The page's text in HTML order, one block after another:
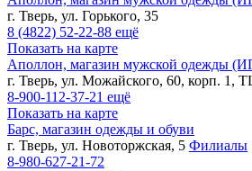
г. Тверь, ул. Горького, 35
8 (4822) 52-22-88 ещё
Показать на карте
Аполлон, магазин мужской одежды
г. Тверь, ул. Можайского, 60, корп. 1,
8-900-112-37-21 ещё
Показать на карте
Барс, магазин одежды и обуви
г. Тверь, ул. Новоторжская, 5 Филиалы
8-980-627-21-72